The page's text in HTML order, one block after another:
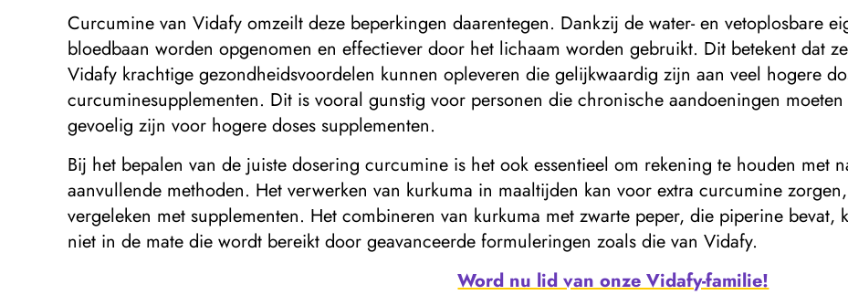
Curcumine van Vidafy omzeilt deze beperkingen daarentegen. Dankzij de water- en vetoplosbare
bloedbaan worden opgenomen en effectiever door het lichaam worden gebruikt. Dit betekent dat
Vidafy krachtige gezondheidsvoordelen kunnen opleveren die gelijkwaardig zijn aan veel hogere
curcuminesupplementen. Dit is vooral gunstig voor personen die chronische aandoeningen
gevoelig zijn voor hogere doses supplementen.
Bij het bepalen van de juiste dosering curcumine is het ook essentieel om rekening te houden met
aanvullende methoden. Het verwerken van kurkuma in maaltijden kan voor extra curcumine
vergeleken met supplementen. Het combineren van kurkuma met zwarte peper, die piperine bevat,
niet in de mate die wordt bereikt door geavanceerde formuleringen zoals die van Vidafy.
Word nu lid van onze Vidafy-familie!